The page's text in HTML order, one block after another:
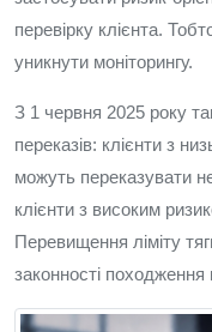
перевірку клієнта.
уникнути моніторингу.
З 1 червня 2025 року
переказів: клієнти з
можуть переказувати
клієнти з високим
Перевищення ліміту
законності походження